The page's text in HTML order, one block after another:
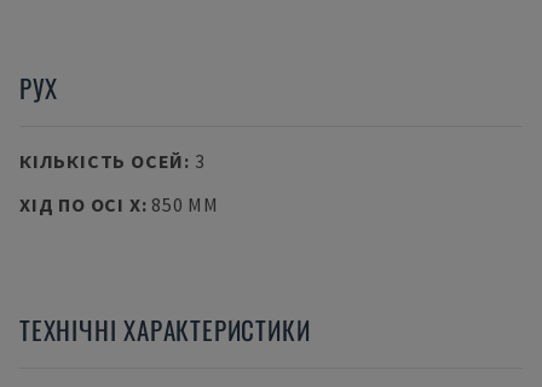
РУХ
КІЛЬКІСТЬ ОСЕЙ: 3
ХІД ПО ОСІ X: 850 MM
ТЕХНІЧНІ ХАРАКТЕРИСТИКИ